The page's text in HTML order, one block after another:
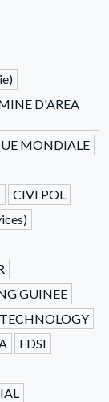
D'AREA
MONDIALE
CIVI POL
GUINEE
TECHNOLOGY
FDSI